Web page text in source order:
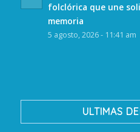
folclórica que une
memoria
5 agosto, 2026 - 11:41 am
ULTIMAS